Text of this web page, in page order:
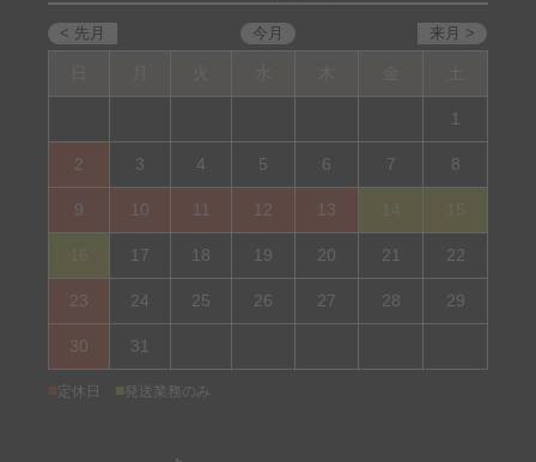
1
2 3 4 5 6 7 8
9 10 11 12 13 14 15
16 17 18 19 20 21 22
23 24 25 26 27 28 29
30 31
定休日 発送業務のみ